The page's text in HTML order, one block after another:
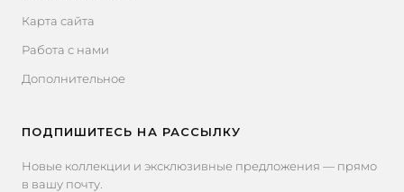
Карта сайта
Работа с нами
Дополнительное
ПОДПИШИТЕСЬ НА РАССЫЛКУ
Новые коллекции и эксклюзивные предложения — прямо
в вашу почту.